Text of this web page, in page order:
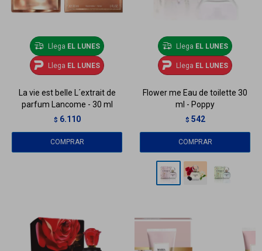
Llega EL LUNES
Llega EL LUNES
La vie est belle L´extrait de
parfum Lancome - 30 ml
$ 6.110
Llega EL LUNES
Llega EL LUNES
Flower me Eau de toilette 30
ml - Poppy
$ 542